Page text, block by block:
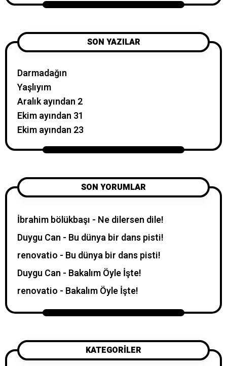
SON YAZILAR
Darmadağın
Yaşlıyım
Aralık ayından 2
Ekim ayından 31
Ekim ayından 23
SON YORUMLAR
İbrahim bölükbaşı - Ne dilersen dile!
Duygu Can - Bu dünya bir dans pisti!
renovatio - Bu dünya bir dans pisti!
Duygu Can - Bakalım Öyle İşte!
renovatio - Bakalım Öyle İşte!
KATEGORILER